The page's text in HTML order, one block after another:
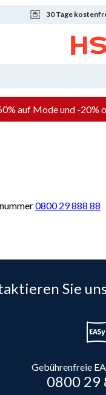
30 Tage
auf Mode und -20%
0800 29 888 88
Sie
Gebührenfreie
0800 29